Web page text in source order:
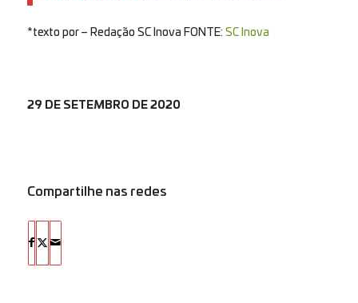
*texto por – Redação SC Inova FONTE: SC Inova
29 DE SETEMBRO DE 2020
Compartilhe nas redes